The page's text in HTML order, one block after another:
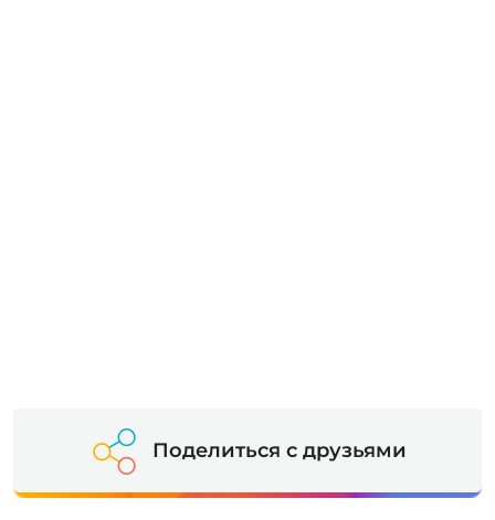
Поделиться с друзьями